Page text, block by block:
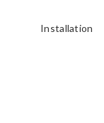
Installation